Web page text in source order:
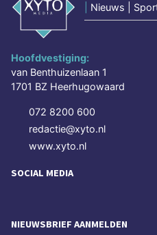
Nieuws |
Hoofdvestiging:
van Benthuizenlaan 1
1701 BZ Heerhugowaard
072 8200 600
redactie@xyto.nl
www.xyto.nl
SOCIAL MEDIA
NIEUWSBRIEF AANMELDEN